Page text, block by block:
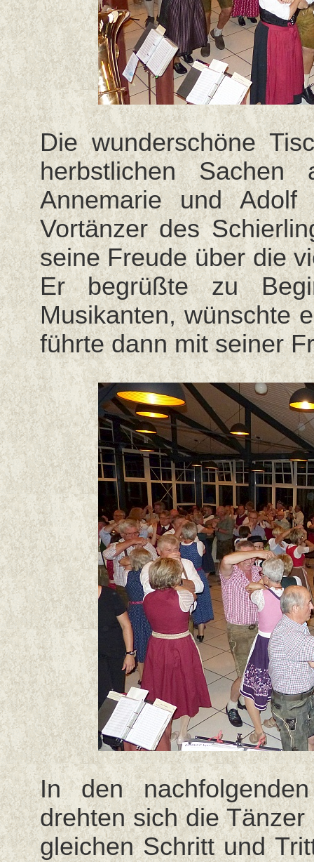
Die wunderschöne
herbstlichen
Annemarie und
Vortänzer des
seine Freude über die
Er begrüßte zu
Musikanten, wünschte
führte dann mit seiner
In den
drehten sich die
gleichen Schritt und